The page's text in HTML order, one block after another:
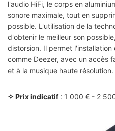
l'audio HiFi, le corps en
sonore maximale, tout en
possible. L'utilisation de la
d'obtenir le meilleur son
distorsion. Il permet
comme Deezer, avec un accès
et à la musique haute résolution.
✧ Prix indicatif: 1 000 € - 2